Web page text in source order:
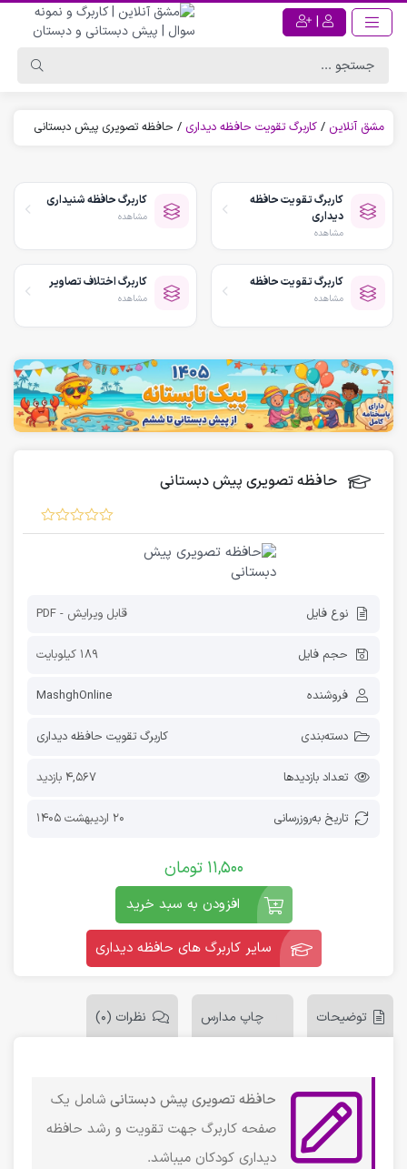
|
مشق آنلاین / کاربرگ تقویت حافظه دیداری / حافظه تصویری پیش دبستانی
کاربرگ تقویت حافظه
دیداری
مشاهده
کاربرگ حافظه شنیداری
مشاهده
کاربرگ تقویت حافظه
مشاهده
کاربرگ اختلاف تصاویر
مشاهده
حافظه تصویری پیش دبستانی
نوع فایل قابل ویرایش - PDF
حجم فایل 189 کیلوبایت
فروشنده MashghOnline
دسته‌بندی کاربرگ تقویت حافظه دیداری
تعداد بازدیدها 4,567 بازدید
تاریخ به‌روز‌رسانی 20 اردیبهشت 1405
11,500 تومان
افزودن به سبد خرید
سایر کاربرگ های حافظه دیداری
توضیحات چاپ مدارس نظرات (0)
حافظه تصویری پیش دبستانی شامل یک
صفحه کاربرگ جهت تقویت و رشد حافظه
دیداری کودکان میباشد.